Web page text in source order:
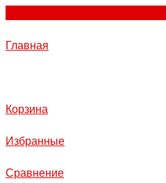
Главная
Корзина
Избранные
Сравнение